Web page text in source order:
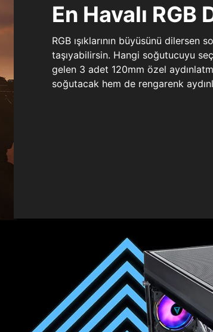
En Havalı RGB
RGB ışıklarının büyüsünü dilersen
taşıyabilirsin. Hangi soğutucuyu
gelen 3 adet 120mm özel
soğutacak hem de rengarenk